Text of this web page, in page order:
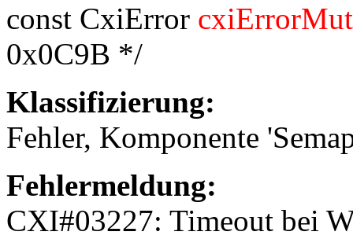
const CxiError
0x0C9B */
Klassifizierung:
Fehler, Komponente
Fehlermeldung:
CXI#03227: Timeout bei